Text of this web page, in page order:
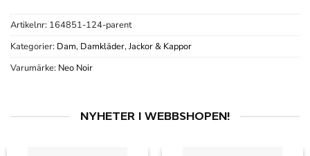
Artikelnr: 164851-124-parent
Kategorier: Dam, Damkläder, Jackor & Kappor
Varumärke: Neo Noir
NYHETER I WEBBSHOPEN!